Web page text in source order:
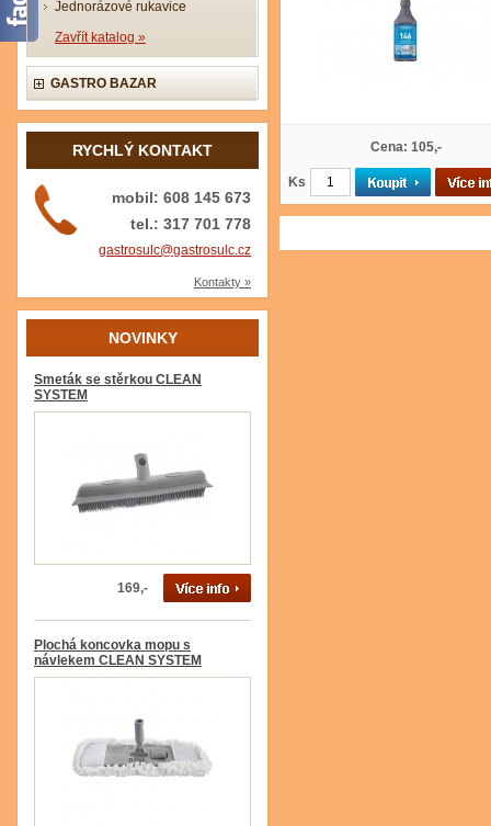
Jednorázové rukavice
Zavřít katalog »
GASTRO BAZAR
RYCHLÝ KONTAKT
mobil: 608 145 673
tel.: 317 701 778
gastrosulc@gastrosulc.cz
Kontakty »
NOVINKY
Smeták se stěrkou CLEAN
SYSTEM
169,-
Plochá koncovka mopu s
návlekem CLEAN SYSTEM
Cena: 105,-
Ks